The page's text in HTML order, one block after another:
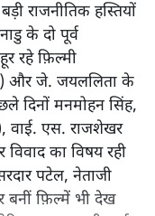
राजनीतिक हस्तियों
के दो पूर्व
रहे फ़िल्मी
और जे. जयललिता के
दिनों मनमोहन सिंह,
वाई. एस. राजशेखर
का विषय रही
पटेल, नेताजी
बनीं फ़िल्में भी देख